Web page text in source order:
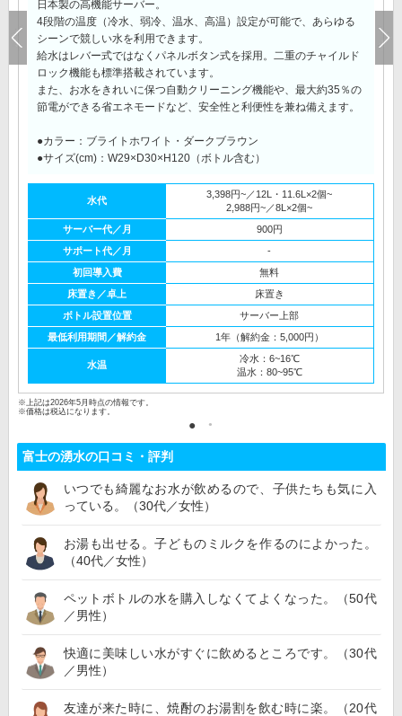
日本製の高機能サーバー。
4段階の温度（冷水、弱冷、温水、高温）設定が可能で、あらゆる
シーンで競しい水を利用できます。
給水はレバー式ではなくパネルボタン式を採用。二重のチャイルド
ロック機能も標準搭載されています。
また、お水をきれいに保つ自動クリーニング機能や、最大約35％の
節電ができる省エネモードなど、安全性と利便性を兼ね備えます。
●カラー：ブライトホワイト・ダークブラウン
●サイズ(cm)：W29×D30×H120（ボトル含む）
水代
3,398円~／12L・11.6L×2個~
2,988円~／8L×2個~
サーバー代／月
900円
サポート代／月
-
初回導入費
無料
床置き／卓上
床置き
ボトル設置位置
サーバー上部
最低利用期間／解約金
1年（解約金：5,000円）
水温
冷水：6~16℃
温水：80~95℃
※上記は2026年5月時点の情報です。
※価格は税込になります。
富士の湧水の口コミ・評判
いつでも綺麗なお水が飲めるので、子供たちも気に入
っている。（30代／女性）
お湯も出せる。子どものミルクを作るのによかった。
（40代／女性）
ペットボトルの水を購入しなくてよくなった。（50代
／男性）
快適に美味しい水がすぐに飲めるところです。（30代
／男性）
友達が来た時に、焼酎のお湯割を飲む時に楽。（20代